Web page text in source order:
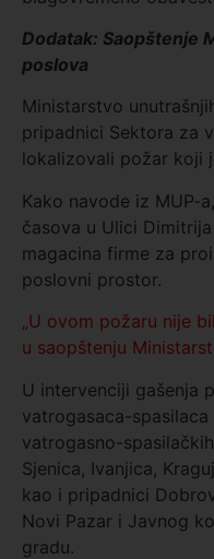
Dodatak: Saopštenje
poslova
Ministarstvo
pripadnici Sektora za
lokalizovali požar koji
Kako navode iz MUP-
časova u Ulici
magacina firme za
poslovni prostor.
„U ovom požaru nije
u saopštenju
U intervenciji gašenja
vatrogasaca-
vatrogasno-
Sjenica, Ivanjica,
kao i pripadnici
Novi Pazar i Javnog
gradu.